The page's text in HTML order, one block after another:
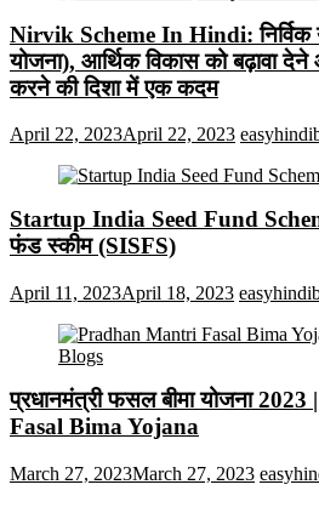
Nirvik Scheme In Hindi: निर्विक
योजना), आर्थिक विकास को बढ़ावा देने
करने की दिशा में एक कदम
April 22, 2023April 22, 2023
Startup India Seed Fund
फंड स्कीम (SISFS)
April 11, 2023April 18, 2023
प्रधानमंत्री फसल बीमा योजना
Fasal Bima Yojana
March 27, 2023March 27, 2023